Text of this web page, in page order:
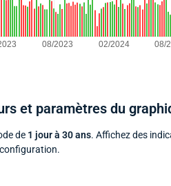
et paramètres du
de 1 jour à 30 ans. Affichez des